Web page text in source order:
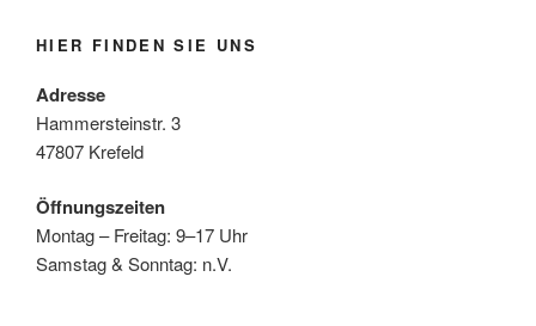
HIER FINDEN SIE UNS
Adresse
Hammersteinstr. 3
47807 Krefeld
Öffnungszeiten
Montag – Freitag: 9–17 Uhr
Samstag & Sonntag: n.V.